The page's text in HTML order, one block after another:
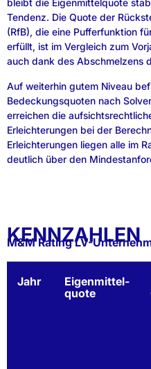
bleibt die Eigenmittelquote
Tendenz. Die Quote der
(RfB), die eine Pufferfunktion
erfüllt, ist im Vergleich zum
auch dank des Abschmelzens
Auf weiterhin gutem Niveau
Bedeckungsquoten nach
erreichen die
Erleichterungen bei der
Erleichterungen liegen alle im
deutlich über den
KENNZAHLEN
M&M Rating LV-
Jahr
Eigenmittel-
quote